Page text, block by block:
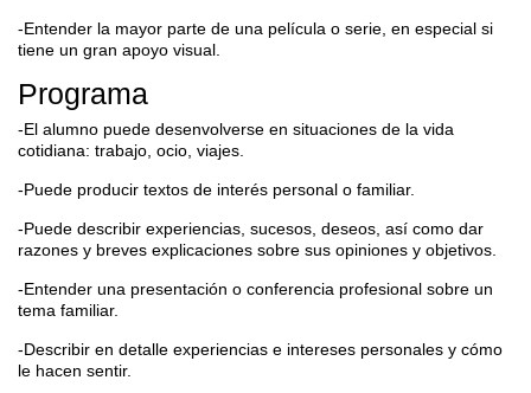
-Entender la mayor parte de una película o serie, en especial si
tiene un gran apoyo visual.
Programa
-El alumno puede desenvolverse en situaciones de la vida
cotidiana: trabajo, ocio, viajes.
-Puede producir textos de interés personal o familiar.
-Puede describir experiencias, sucesos, deseos, así como dar
razones y breves explicaciones sobre sus opiniones y objetivos.
-Entender una presentación o conferencia profesional sobre un
tema familiar.
-Describir en detalle experiencias e intereses personales y cómo
le hacen sentir.